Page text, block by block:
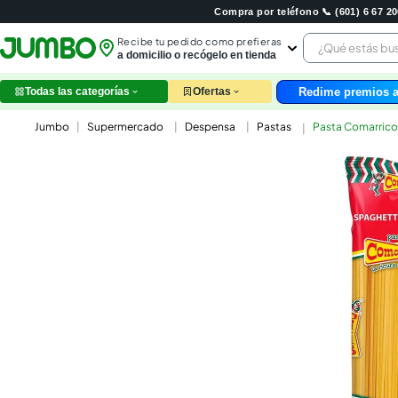
Compra por teléfono 📞 (601) 6 67
Recibe tu pedido como prefieras
a domicilio o recógelo en tienda
¿Qué estás
leche
pollo
Todas las categorías Ofertas Redime premios
Supermercado Despensa Pastas Pasta